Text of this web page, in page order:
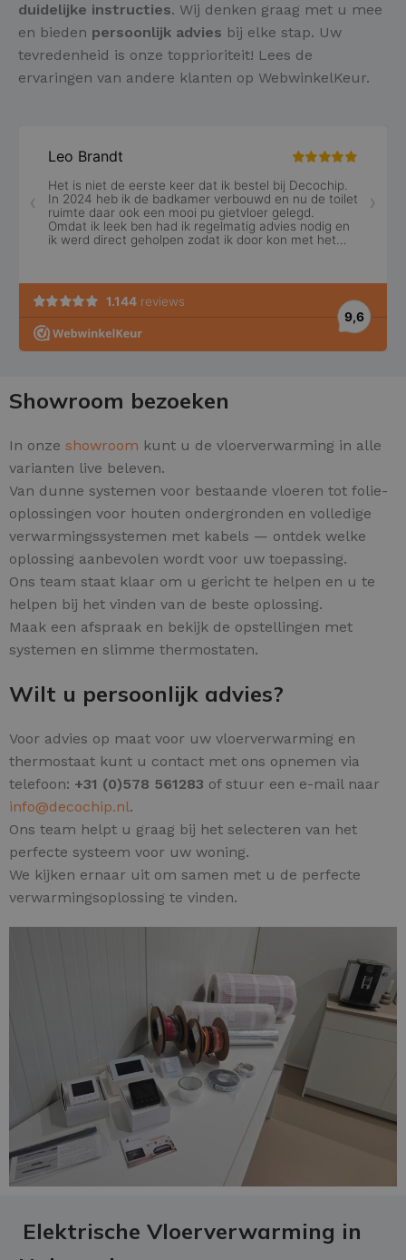
duidelijke instructies. Wij denken graag met u mee
en bieden persoonlijk advies bij elke stap. Uw
tevredenheid is onze topprioriteit! Lees de
ervaringen van andere klanten op WebwinkelKeur.
Showroom bezoeken
In onze showroom kunt u de vloerverwarming in alle
varianten live beleven.
Van dunne systemen voor bestaande vloeren tot folie-
oplossingen voor houten ondergronden en volledige
verwarmingssystemen met kabels — ontdek welke
oplossing aanbevolen wordt voor uw toepassing.
Ons team staat klaar om u gericht te helpen en u te
helpen bij het vinden van de beste oplossing.
Maak een afspraak en bekijk de opstellingen met
systemen en slimme thermostaten.
Wilt u persoonlijk advies?
Voor advies op maat voor uw vloerverwarming en
thermostaat kunt u contact met ons opnemen via
telefoon: +31 (0)578 561283 of stuur een e-mail naar
info@decochip.nl.
Ons team helpt u graag bij het selecteren van het
perfecte systeem voor uw woning.
We kijken ernaar uit om samen met u de perfecte
verwarmingsoplossing te vinden.
Elektrische Vloerverwarming in